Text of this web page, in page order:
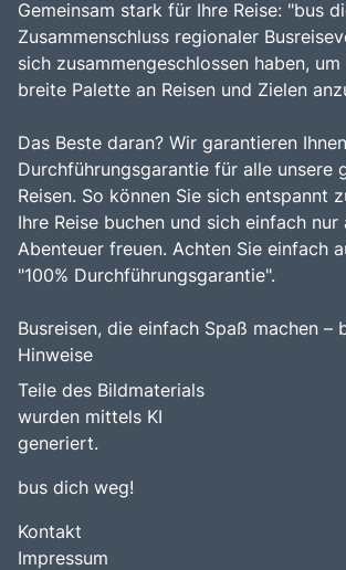
Gemeinsam stark für Ihre Reise: "bus
Zusammenschluss regionaler
sich zusammengeschlossen haben, um
breite Palette an Reisen und Zielen
Das Beste daran? Wir garantieren
Durchführungsgarantie für alle unsere
Reisen. So können Sie sich entspannt
Ihre Reise buchen und sich einfach nur
Abenteuer freuen. Achten Sie einfach
"100% Durchführungsgarantie".
Busreisen, die einfach Spaß machen –
Hinweise
Teile des Bildmaterials
wurden mittels KI
generiert.
bus dich weg!
Kontakt
Impressum